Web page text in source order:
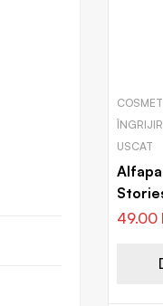
USCAT
49.00